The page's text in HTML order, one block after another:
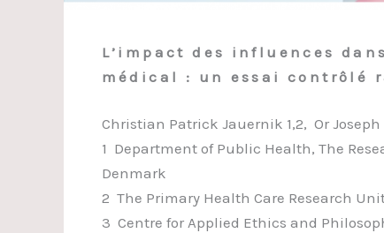
L’impact des influences
médical : un essai contrôlé
Christian Patrick Jauernik 1,2, Or
1 Department of Public Health, The
Denmark
2 The Primary Health Care Research
3 Centre for Applied Ethics and